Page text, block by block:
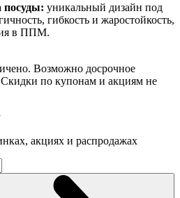
посуды: уникальный дизайн под
гибкость и жаростойкость,
в ППМ.
Возможно досрочное
по купонам и акциям не
акциях и распродажах